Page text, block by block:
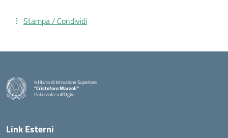
Stampa / Condividi
Istituto di Istruzione Superiore
"Cristoforo Marzoli"
Palazzolo sull'Oglio
— Visita la pagina iniziale della scuola
Link Esterni